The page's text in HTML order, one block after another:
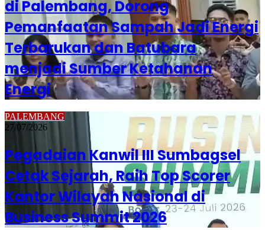
di Palembang, Dorong
Pemanfaatan Sampah Jadi Energi
Terbarukan dan Batubara
menjadi Sumber Ketahanan
Energi
PALEMBANG
27/07/2026
Pegadaian Kanwil III Sumbagsel
Cetak Sejarah, Raih Top Scorer
Kantor Wilayah Nasional di
Business Summit 2026